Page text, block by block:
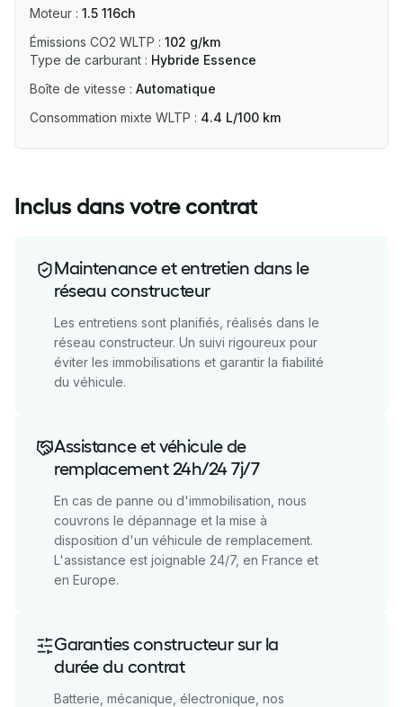
Moteur : 1.5 116ch
Émissions CO2 WLTP : 102 g/km
Type de carburant : Hybride Essence
Boîte de vitesse : Automatique
Consommation mixte WLTP : 4.4 L/100 km
Inclus dans votre contrat
Maintenance et entretien dans le
réseau constructeur
Les entretiens sont planifiés, réalisés dans le
réseau constructeur. Un suivi rigoureux pour
éviter les immobilisations et garantir la fiabilité
du véhicule.
Assistance et véhicule de
remplacement 24h/24 7j/7
En cas de panne ou d'immobilisation, nous
couvrons le dépannage et la mise à
disposition d'un véhicule de remplacement.
L'assistance est joignable 24/7, en France et
en Europe.
Garanties constructeur sur la
durée du contrat
Batterie, mécanique, électronique, nos